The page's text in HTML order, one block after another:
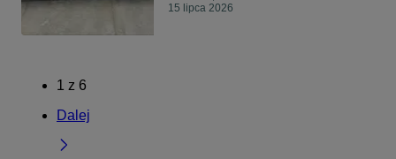
15 lipca 2026
1 z 6
Dalej